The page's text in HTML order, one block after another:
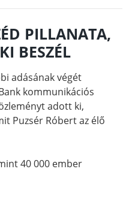
PILLANATA,
BESZÉL
adásának végét
kommunikációs
adott ki,
Puzsér Róbert az élő
40 000 ember